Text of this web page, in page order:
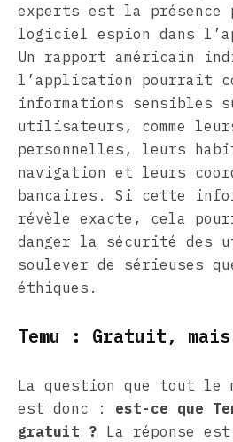
experts est la présence
logiciel espion dans
Un rapport américain
l’application pourrait
informations sensibles
utilisateurs, comme
personnelles, leurs
navigation et leurs
bancaires. Si cette
révèle exacte, cela
danger la sécurité des
soulever de sérieuses
éthiques.
Temu : Gratuit,
La question que tout le
est donc : est-ce que
gratuit ? La réponse